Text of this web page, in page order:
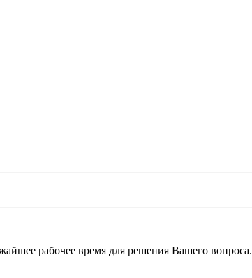
рабочее время для решения Вашего вопроса.